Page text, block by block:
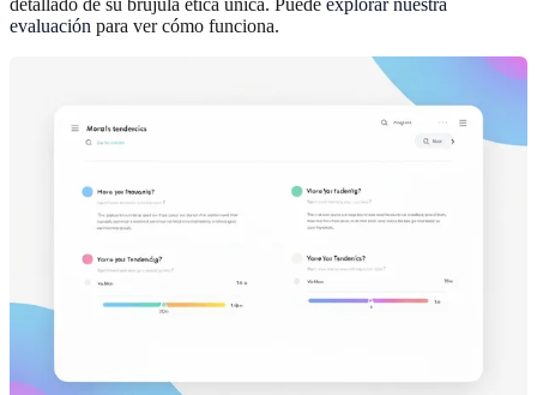
evaluación para ver cómo funciona.